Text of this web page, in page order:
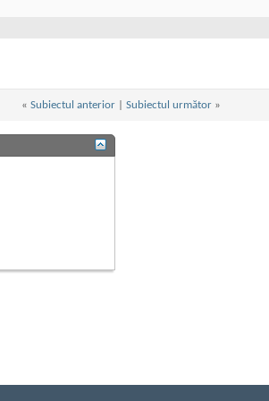
« Subiectul anterior| Subiectul următor »